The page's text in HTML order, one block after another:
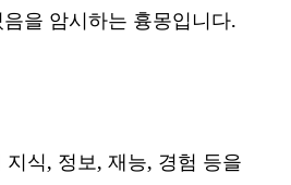
을 암시하는 흉몽입니다.
식, 정보, 재능, 경험 등을